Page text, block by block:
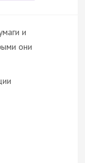
и
они